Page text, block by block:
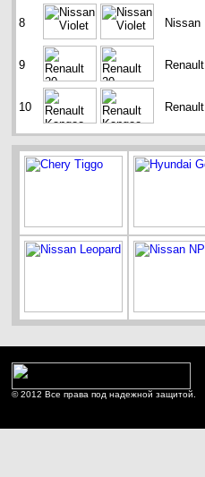
8 Nissan
9 Renault
10 Renault
© 2012 Все права под надежной защитой.